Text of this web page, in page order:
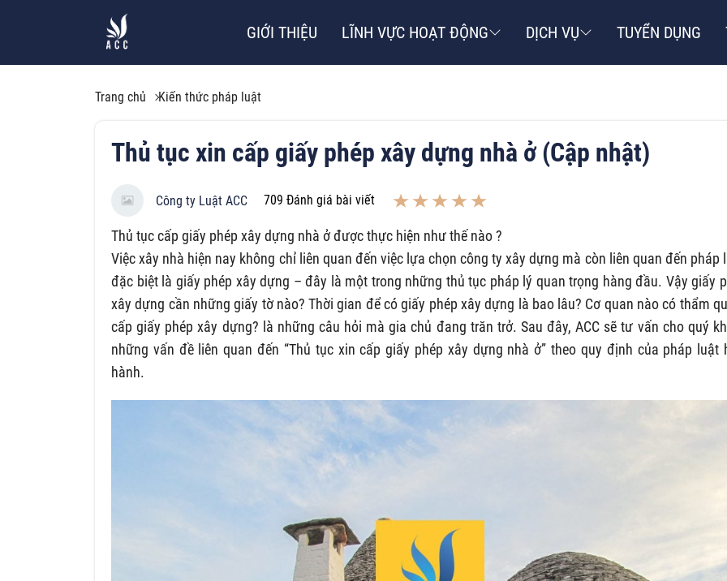
GIỚI THIỆU LĨNH VỰC HOẠT ĐỘNG DỊCH VỤ TUYỂN DỤNG
Trang chủ Kiến thức pháp luật
Thủ tục xin cấp giấy phép xây dựng nhà ở (Cập nhật)
Công ty Luật ACC 709 Đánh giá bài viết
Thủ tục cấp giấy phép xây dựng nhà ở được thực hiện như thế nào ?
Việc xây nhà hiện nay không chỉ liên quan đến việc lựa chọn công ty xây dựng mà còn liên quan đến pháp
đặc biệt là giấy phép xây dựng – đây là một trong những thủ tục pháp lý quan trọng hàng đầu. Vậy giấy
xây dựng cần những giấy tờ nào? Thời gian để có giấy phép xây dựng là bao lâu? Cơ quan nào có thẩm
cấp giấy phép xây dựng? là những câu hỏi mà gia chủ đang trăn trở. Sau đây, ACC sẽ tư vấn cho quý
những vấn đề liên quan đến “Thủ tục xin cấp giấy phép xây dựng nhà ở” theo quy định của pháp luật
hành.